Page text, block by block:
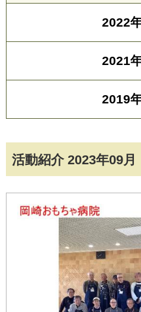
活動紹介 2023年09月
2022
2021
2019